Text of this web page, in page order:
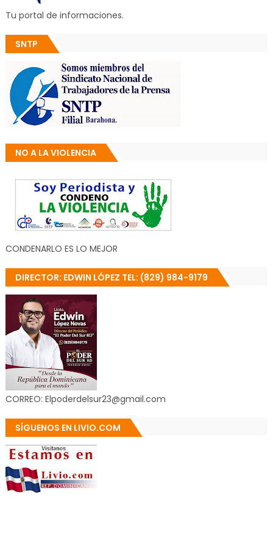
Tu portal de informaciones.
SNTP
NO A LA VIOLENCIA
CONDENARLO ES LO MEJOR
DIRECTOR: EDWIN LÓPEZ TEL: (829) 984-9179
CORREO: Elpoderdelsur23@gmail.com
SÍGUENOS EN LIVIO.COM